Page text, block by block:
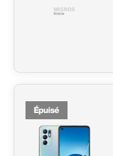
Épuisé